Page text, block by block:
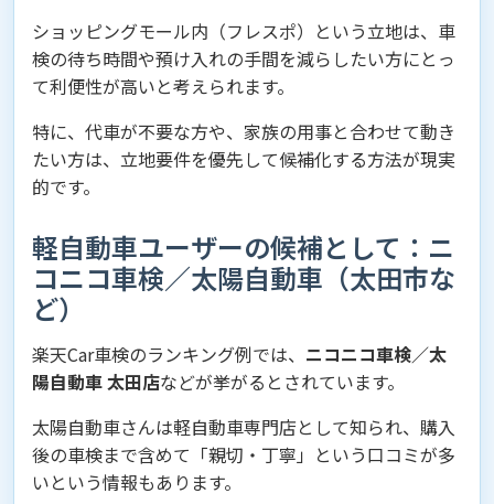
ショッピングモール内（フレスポ）という立地は、車
検の待ち時間や預け入れの手間を減らしたい方にとっ
て利便性が高いと考えられます。
特に、代車が不要な方や、家族の用事と合わせて動き
たい方は、立地要件を優先して候補化する方法が現実
的です。
軽自動車ユーザーの候補として：ニ
コニコ車検／太陽自動車（太田市な
ど）
楽天Car車検のランキング例では、 ニコニコ車検／太
陽自動車 太田店などが挙がるとされています。
太陽自動車さんは軽自動車専門店として知られ、購入
後の車検まで含めて「親切・丁寧」という口コミが多
いという情報もあります。